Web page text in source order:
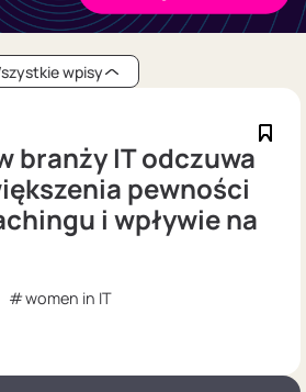
wpisy
branży IT odczuwa
pewności
i wpływie na
women in IT